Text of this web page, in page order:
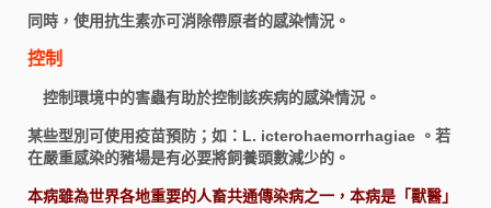
同時，使用抗生素亦可消除帶原者的感染情況。
控制
控制環境中的害蟲有助於控制該疾病的感染情況。
某些型別可使用疫苗預防；如：L. icterohaemorrhagiae 。若
在嚴重感染的豬場是有必要將飼養頭數減少的。
本病雖為世界各地重要的人畜共通傳染病之一，本病是「獸醫」